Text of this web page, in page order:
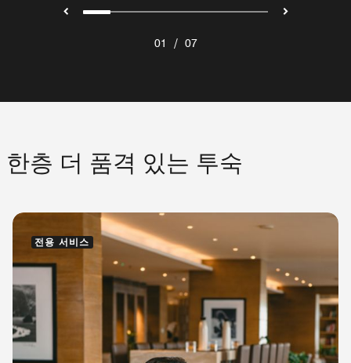
01 / 07
한층 더 품격 있는 투숙
전용 서비스